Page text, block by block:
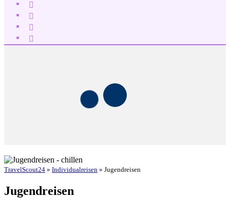
TravelScout24 » Individualreisen » Jugendreisen
Jugendreisen